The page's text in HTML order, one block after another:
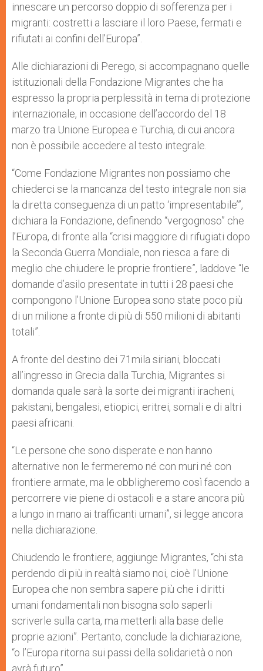
innescare un percorso doppio di sofferenza per i
migranti: costretti a lasciare il loro Paese, fermati e
rifiutati ai confini dell’Europa”.
Alle dichiarazioni di Perego, si accompagnano quelle
istituzionali della Fondazione Migrantes che ha
espresso la propria perplessità in tema di protezione
internazionale, in occasione dell’accordo del 18
marzo tra Unione Europea e Turchia, di cui ancora
non è possibile accedere al testo integrale.
“Come Fondazione Migrantes non possiamo che
chiederci se la mancanza del testo integrale non sia
la diretta conseguenza di un patto ‘impresentabile’”,
dichiara la Fondazione, definendo “vergognoso” che
l’Europa, di fronte alla “crisi maggiore di rifugiati dopo
la Seconda Guerra Mondiale, non riesca a fare di
meglio che chiudere le proprie frontiere”, laddove “le
domande d’asilo presentate in tutti i 28 paesi che
compongono l’Unione Europea sono state poco più
di un milione a fronte di più di 550 milioni di abitanti
totali”.
A fronte del destino dei 71mila siriani, bloccati
all’ingresso in Grecia dalla Turchia, Migrantes si
domanda quale sarà la sorte dei migranti iracheni,
pakistani, bengalesi, etiopici, eritrei, somali e di altri
paesi africani.
“Le persone che sono disperate e non hanno
alternative non le fermeremo né con muri né con
frontiere armate, ma le obbligheremo così facendo a
percorrere vie piene di ostacoli e a stare ancora più
a lungo in mano ai trafficanti umani”, si legge ancora
nella dichiarazione.
Chiudendo le frontiere, aggiunge Migrantes, “chi sta
perdendo di più in realtà siamo noi, cioè l’Unione
Europea che non sembra sapere più che i diritti
umani fondamentali non bisogna solo saperli
scriverle sulla carta, ma metterli alla base delle
proprie azioni”. Pertanto, conclude la dichiarazione,
“o l’Europa ritorna sui passi della solidarietà o non
avrà futuro”.